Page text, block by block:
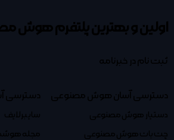
اولین و بهترین پلتفرمهوش
ثبت نام در خبرنامه
دسترسی آسان هوش مصنوعی
دستیار هوش مصنوعی
چت بات هوش مصنوعی
دسترسی
سایبرلایف
مجله